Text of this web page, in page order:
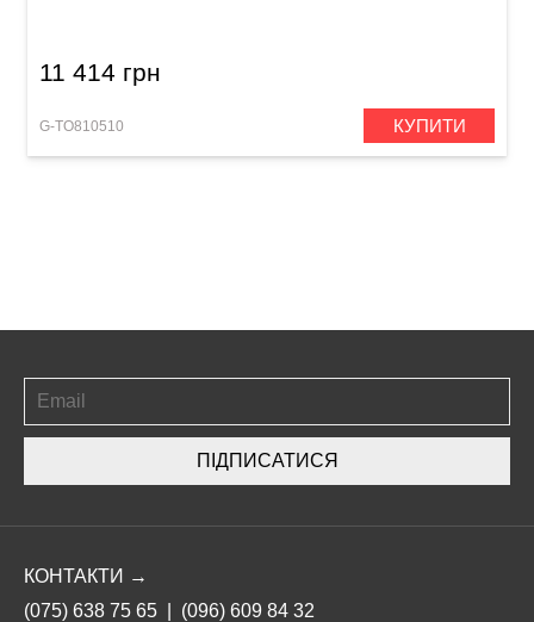
11 414 грн
G-TO810510 КУПИТИ
ПІДПИСАТИСЯ
КОНТАКТИ →
(075) 638 75 65
(096) 609 84 32